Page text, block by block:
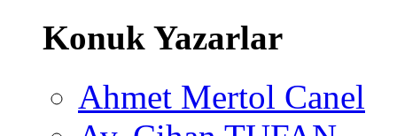
Konuk Yazarlar
Ahmet Mertol Canel